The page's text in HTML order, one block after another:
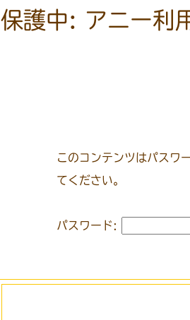
保護中: アニー利
このコンテンツはパスワ
てください。
パスワード: